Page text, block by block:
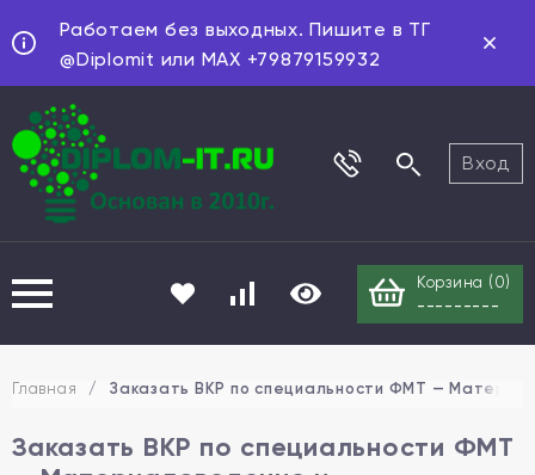
Работаем без выходных. Пишите в ТГ
@Diplomit или MAX +79879159932
Вход
Корзина ( 0)
---------
Главная / Заказать ВКР по специальности ФМТ —
Заказать ВКР по специальности ФМТ